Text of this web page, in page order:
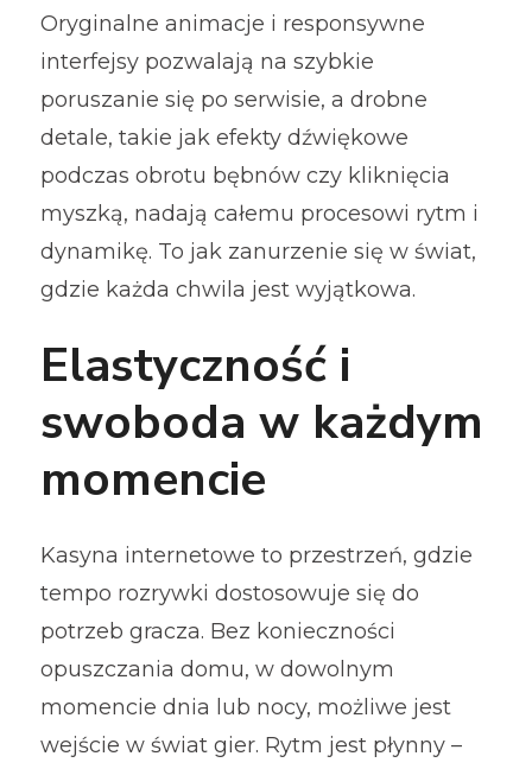
Oryginalne animacje i responsywne
interfejsy pozwalają na szybkie
poruszanie się po serwisie, a drobne
detale, takie jak efekty dźwiękowe
podczas obrotu bębnów czy kliknięcia
myszką, nadają całemu procesowi rytm i
dynamikę. To jak zanurzenie się w świat,
gdzie każda chwila jest wyjątkowa.
Elastyczność i
swoboda w każdym
momencie
Kasyna internetowe to przestrzeń, gdzie
tempo rozrywki dostosowuje się do
potrzeb gracza. Bez konieczności
opuszczania domu, w dowolnym
momencie dnia lub nocy, możliwe jest
wejście w świat gier. Rytm jest płynny –